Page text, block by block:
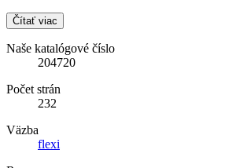
Čítať viac
Naše katalógové číslo
204720
Počet strán
232
Väzba
flexi